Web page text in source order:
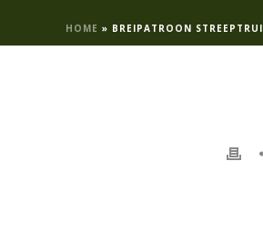
HOME » BREIPATROON STREEPTRUI